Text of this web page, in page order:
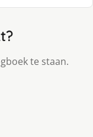
te staan.